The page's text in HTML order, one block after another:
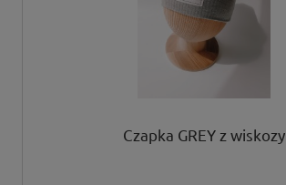
Czapka GREY z wiskozy